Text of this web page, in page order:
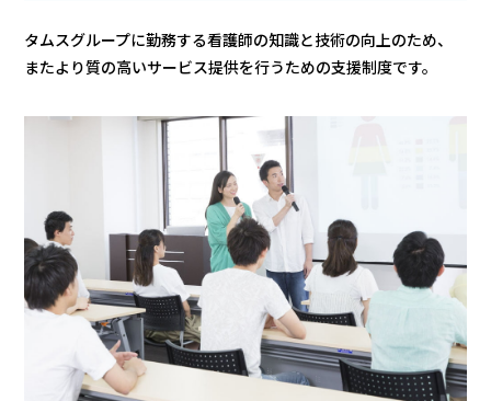
タムスグループに勤務する看護師の知識と技術の向上のため、
またより質の高いサービス提供を行うための支援制度です。